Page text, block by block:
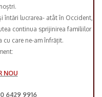
întări lucrarea- atât în Occident,
continua sprijinirea familiilor
cu care ne-am înfrățit.
NOU
6429 9916